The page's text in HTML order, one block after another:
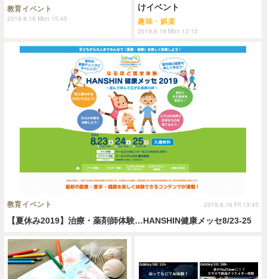
教育イベント
2019.8.19 Mon 15:45
けイベント
趣味・娯楽
2019.8.19 Mon 12:15
【夏休み2019】治療・薬剤師体験…HANSHIN健康メッセ8/23-25
教育イベント 2019.8.16 Fri 13:45